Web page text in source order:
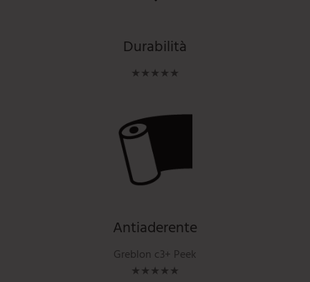
Durabilità
★★★★★
Antiaderente
Greblon c3+ Peek
★★★★★